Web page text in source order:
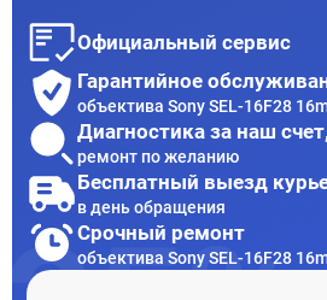
Официальный сервис
Гарантийное
объектива Sony SEL-16F28
Диагностика за наш
ремонт по желанию
Бесплатный выезд
в день обращения
Срочный ремонт
объектива Sony SEL-16F28